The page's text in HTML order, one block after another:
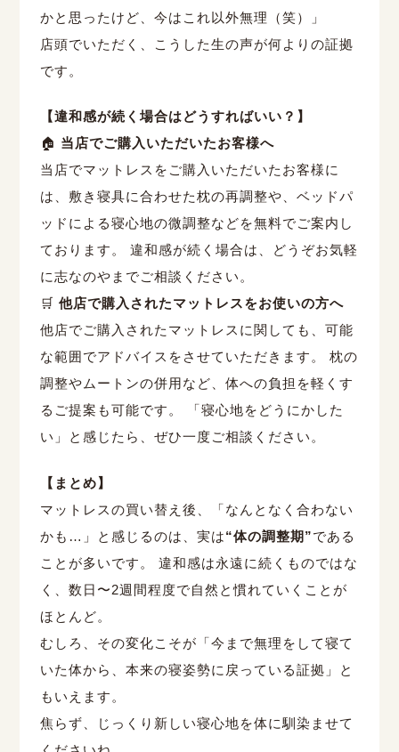
かと思ったけど、今はこれ以外無理（笑）」
店頭でいただく、こうした生の声が何よりの証拠
です。
【違和感が続く場合はどうすればいい？】
🏠 当店でご購入いただいたお客様へ
当店でマットレスをご購入いただいたお客様に
は、敷き寝具に合わせた枕の再調整や、ベッドパ
ッドによる寝心地の微調整などを無料でご案内し
ております。 違和感が続く場合は、どうぞお気軽
に志なのやまでご相談ください。
🛒 他店で購入されたマットレスをお使いの方へ
他店でご購入されたマットレスに関しても、可能
な範囲でアドバイスをさせていただきます。 枕の
調整やムートンの併用など、体への負担を軽くす
るご提案も可能です。 「寝心地をどうにかした
い」と感じたら、ぜひ一度ご相談ください。
【まとめ】
マットレスの買い替え後、「なんとなく合わない
かも…」と感じるのは、実は“体の調整期”である
ことが多いです。 違和感は永遠に続くものではな
く、数日〜2週間程度で自然と慣れていくことが
ほとんど。
むしろ、その変化こそが「今まで無理をして寝て
いた体から、本来の寝姿勢に戻っている証拠」と
もいえます。
焦らず、じっくり新しい寝心地を体に馴染ませて